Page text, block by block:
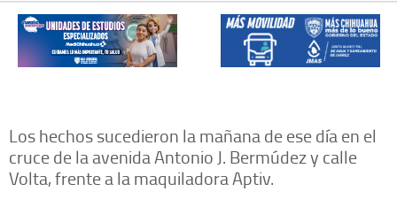
Los hechos sucedieron la mañana de ese día en el
cruce de la avenida Antonio J. Bermúdez y calle
Volta, frente a la maquiladora Aptiv.